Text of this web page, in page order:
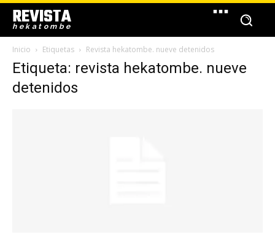
REVISTA
hekatombe
Inicio Etiquetas Revista hekatombe. nueve detenidos
Etiqueta: revista hekatombe. nueve
detenidos